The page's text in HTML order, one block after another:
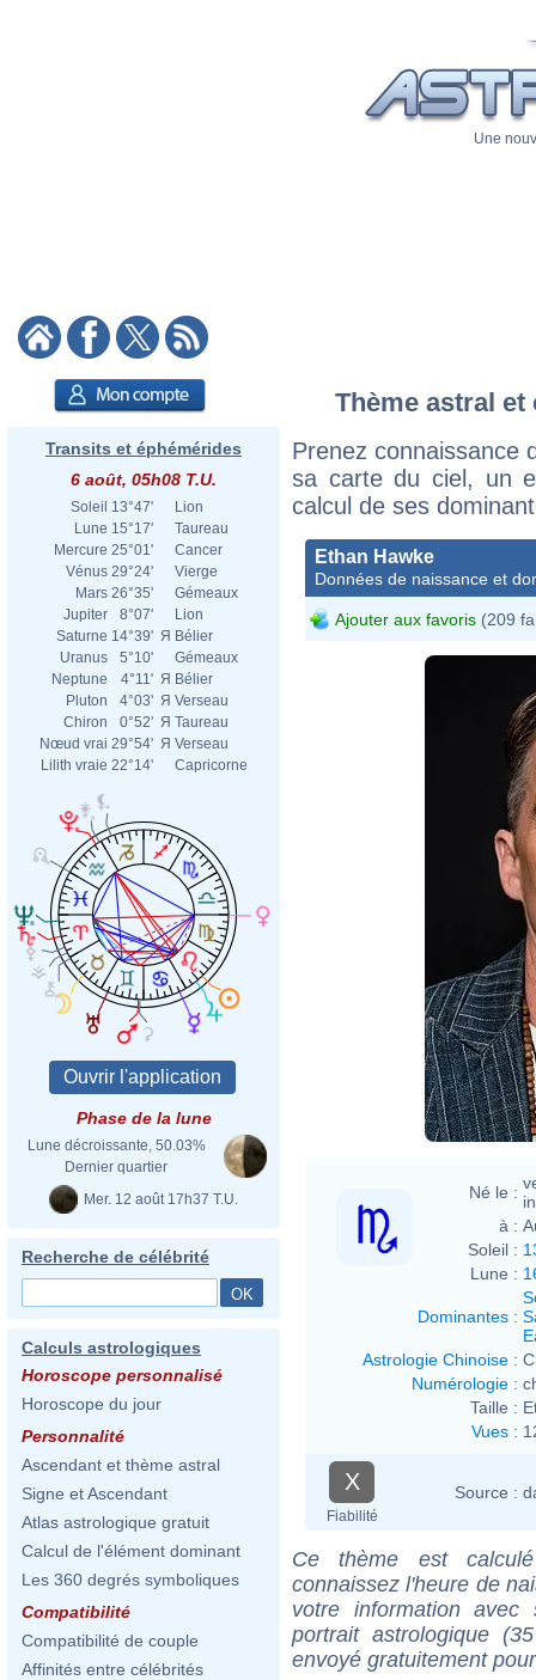
Une
Transits et éphémérides
6 août, 05h08 T.U.
Soleil 13°47'
Lion
Lune 15°17'
Taureau
Mercure 25°01'
Cancer
Vénus 29°24'
Vierge
Mars 26°35'
Gémeaux
Jupiter
8°07'
Lion
Saturne 14°39' Я Bélier
Uranus
5°10'
Gémeaux
Neptune
4°11' Я Bélier
Pluton
4°03' Я Verseau
Chiron
0°52' Я Taureau
Nœud vrai 29°54' Я Verseau
Lilith vraie 22°14' Capricorne
Phase de la lune
Lune décroissante, 50.03%
Dernier quartier
Mer. 12 août 17h37 T.U.
Recherche de célébrité
Calculs astrologiques
Horoscope personnalisé
Horoscope du jour
Personnalité
Ascendant et thème astral
Signe et Ascendant
Atlas astrologique gratuit
Calcul de l'élément dominant
Les 360 degrés symboliques
Compatibilité
Compatibilité de couple
Affinités entre célébrités
Thème astral et
Prenez connaissance
sa carte du ciel, un
calcul de ses
Ethan Hawke
Données de naissance et
Ajouter aux favoris (209
Né le :
à :
Soleil :
Lune :
Dominantes :
Astrologie Chinoise :
Numérologie :
Taille :
Vues :
X
Fiabilité
Source :
Ce thème est
connaissez l'heure de
votre information
portrait astrologique
envoyé gratuitement